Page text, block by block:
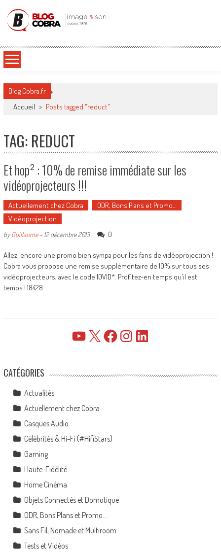
Blog Cobra
Blog Cobra.fr
Accueil > Posts tagged "reduct"
TAG: REDUCT
Et hop² : 10% de remise immédiate sur les
vidéoprojecteurs !!!
Actuellement chez Cobra
ODR, Bons Plans et Promo…
Vidéoprojection
byGuillaume- 12 décembre 2013 0
Allez, encore une promo bien sympa pour les fans de vidéoprojection !
Cobra vous propose une remise supplémentaire de 10% sur tous ses
vidéoprojecteurs, avec le code 10VID*. Profitez-en temps qu'il est
temps ! 18428
YouTube FacebookInstagramLinkedIn
CATÉGORIES
Actualités
Actuellement chez Cobra
Casques Audio
Célébrités & Hi-Fi (#HifiStars)
Gaming
Haute-Fidélité
Home Cinéma
Objets Connectés et Domotique
ODR, Bons Plans et Promo…
Sans Fil, Nomade et Multiroom
Tests et Vidéos